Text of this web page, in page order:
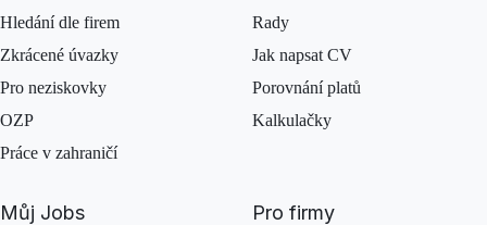
Hledání dle firem
Zkrácené úvazky
Pro neziskovky
OZP
Práce v zahraničí
Rady
Jak napsat CV
Porovnání platů
Kalkulačky
Můj Jobs Pro firmy